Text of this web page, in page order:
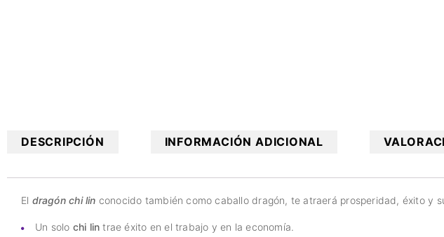
DESCRIPCIÓN INFORMACIÓN ADICIONAL
El dragón chi lin conocido también como caballo dragón, te atraerá prosperidad, éxito y
Un solo chi lin trae éxito en el trabajo y en la economía.